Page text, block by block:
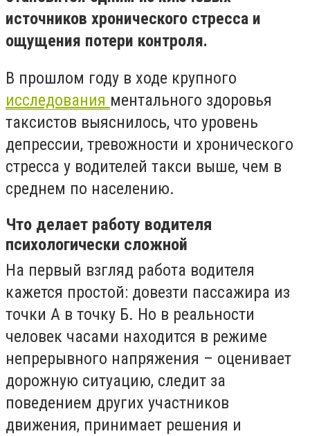
источников хронического стресса и
ощущения потери контроля.
В прошлом году в ходе крупного
исследования ментального здоровья
таксистов выяснилось, что уровень
депрессии, тревожности и хронического
стресса у водителей такси выше, чем в
среднем по населению.
Что делает работу водителя
психологически сложной
На первый взгляд работа водителя
кажется простой: довезти пассажира из
точки А в точку Б. Но в реальности
человек часами находится в режиме
непрерывного напряжения – оценивает
дорожную ситуацию, следит за
поведением других участников
движения, принимает решения и